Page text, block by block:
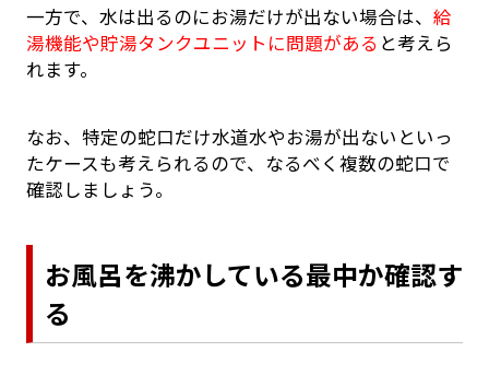
一方で、水は出るのにお湯だけが出ない場合は、 給
湯機能や貯湯タンクユニットに問題がある と考えら
れます。
なお、特定の蛇口だけ水道水やお湯が出ないといっ
たケースも考えられるので、なるべく複数の蛇口で
確認しましょう。
お風呂を沸かしている最中か確認す
る